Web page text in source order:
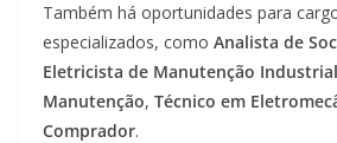
Também há oportunidades para
especializados, como Analista de
Eletricista de Manutenção Industrial
Manutenção, Técnico em
Comprador.